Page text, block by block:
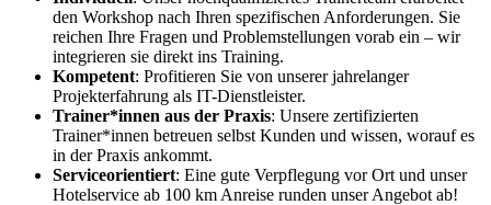
den Workshop nach Ihren spezifischen Anforderungen. Sie
reichen Ihre Fragen und Problemstellungen vorab ein – wir
integrieren sie direkt ins Training.
Kompetent: Profitieren Sie von unserer jahrelanger
Projekterfahrung als IT-Dienstleister.
Trainer*innen aus der Praxis: Unsere zertifizierten
Trainer*innen betreuen selbst Kunden und wissen, worauf es
in der Praxis ankommt.
Serviceorientiert: Eine gute Verpflegung vor Ort und unser
Hotelservice ab 100 km Anreise runden unser Angebot ab!